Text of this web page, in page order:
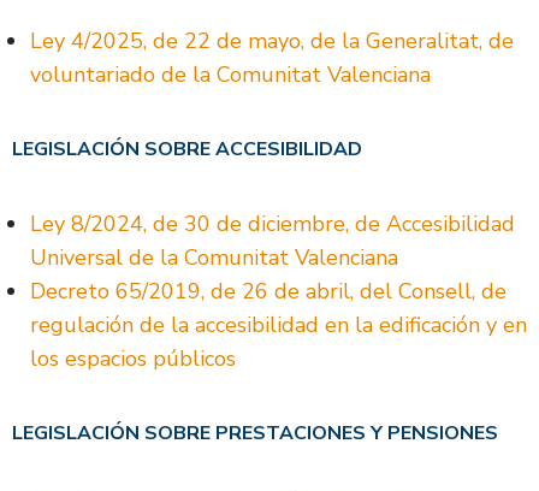
Ley 4/2025, de 22 de mayo, de la Generalitat, de
voluntariado de la Comunitat Valenciana
LEGISLACIÓN SOBRE ACCESIBILIDAD
Ley 8/2024, de 30 de diciembre, de Accesibilidad
Universal de la Comunitat Valenciana
Decreto 65/2019, de 26 de abril, del Consell, de
regulación de la accesibilidad en la edificación y en
los espacios públicos
LEGISLACIÓN SOBRE PRESTACIONES Y PENSIONES